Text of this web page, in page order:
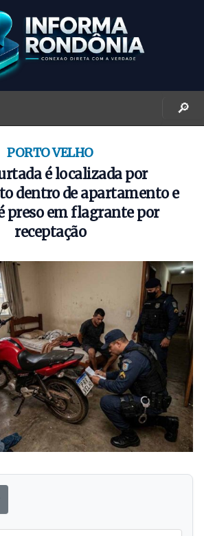
🔎
PORTO VELHO
é localizada por
dentro de apartamento e
preso em flagrante por
receptação